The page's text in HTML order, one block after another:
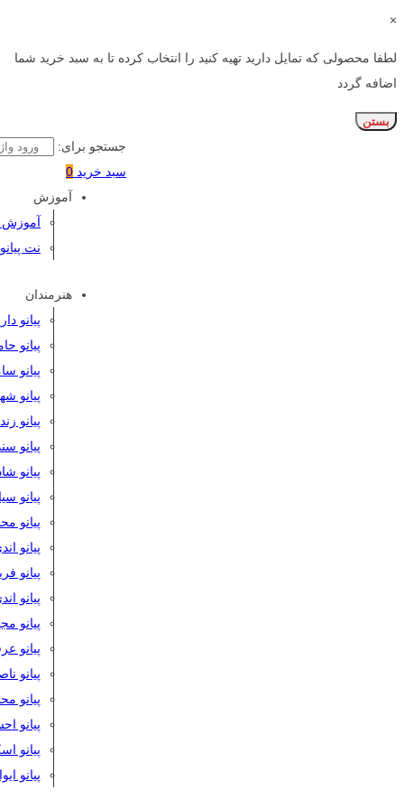
×
لطفا محصولی که تمایل دارید تهیه کنید را انتخاب کرده تا به سبد خرید شما
اضافه گردد
بستن
جستجو برای:
سبد خرید 0
آموزش
آموزش
نت پیانو
هنرمندان
پیانو
پیانو
پیانو
پیانو
پیانو
پیانو
پیانو
پیانو
پیانو
پیانو
پیانو
پیانو
پیانو
پیانو
پیانو
پیانو
پیانو
پیانو
پیانو